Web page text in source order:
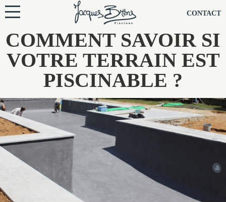
CONTACT
COMMENT SAVOIR SI
VOTRE TERRAIN EST
PISCINABLE ?
NOS PISCINES
NOTRE TECHNIQUE
RÉNOVATION
NOTRE SOCIÉTÉ
NOS CONSEILS
NOS AGENCES
CONTACTEZ-NOUS